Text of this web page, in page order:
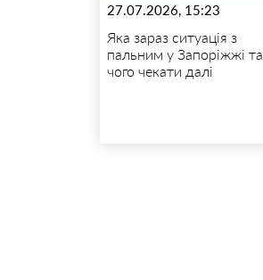
27.07.2026, 15:23
Яка зараз ситуація з
пальним у Запоріжжі та
чого чекати далі